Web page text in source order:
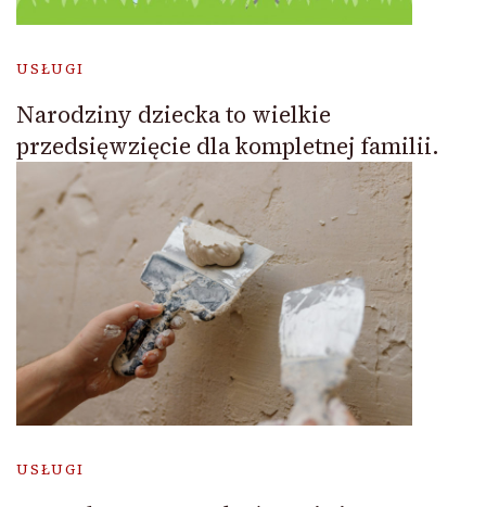
USŁUGI
Narodziny dziecka to wielkie
przedsięwzięcie dla kompletnej familii.
USŁUGI